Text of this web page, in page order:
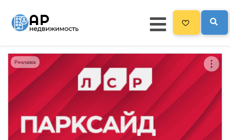
Главная
Все новостройки 3300
Новостройки на карте
Блог
Реклама